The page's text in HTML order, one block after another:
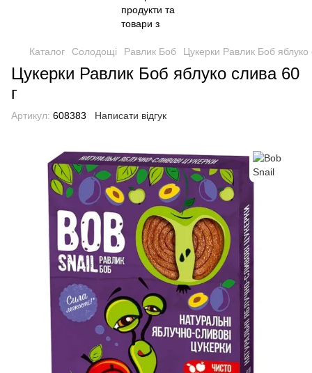
Каталог Солодощі Равлик Боб Цукерки Равлик Боб яблуко
Цукерки Равлик Боб яблуко слива 60
г
Артикул: 608383 Написати відгук